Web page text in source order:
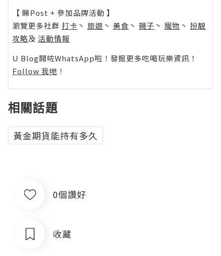
【 睇Post + 參加品牌活動 】
瀏覽更多社群 打卡 丶 旅遊 丶 美食 丶 親子 丶 寵物 丶 扮靚
攻略及 活動情報
U Blog開咗WhatsApp啦！發掘更多吃喝玩樂資訊！
Follow 我哋 ！
相關話題
黃金期貨能持有多久
0個讚好
收藏